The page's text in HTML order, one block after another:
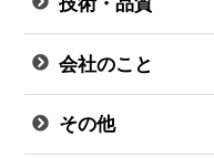
会社のこと
その他